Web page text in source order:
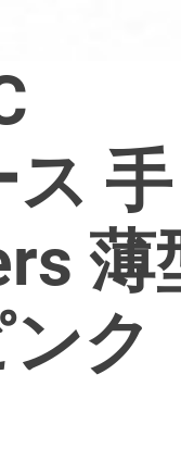
ス 手
薄
ク